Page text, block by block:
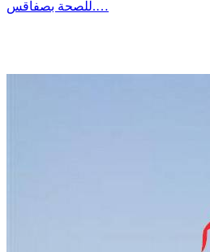
للصحة بصفاقس.…